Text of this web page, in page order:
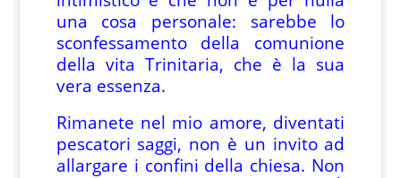
una cosa personale: sarebbe lo
sconfessamento della comunione
della vita Trinitaria, che è la sua
vera essenza.
Rimanete nel mio amore, diventati
pescatori saggi, non è un invito ad
allargare i confini della chiesa. Non